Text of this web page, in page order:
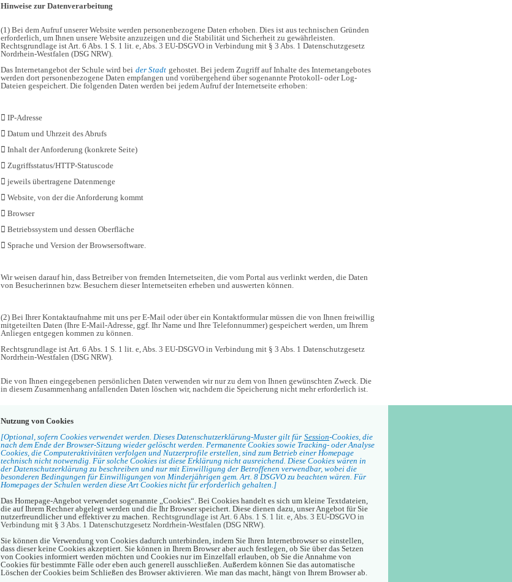
Hinweise zur Datenverarbeitung
(1) Bei dem Aufruf unserer Website werden personenbezogene Daten erhoben. Dies ist aus technischen Gründen
erforderlich, um Ihnen unsere Website anzuzeigen und die Stabilität und Sicherheit zu gewährleisten.
Rechtsgrundlage ist Art. 6 Abs. 1 S. 1 lit. e, Abs. 3 EU-DSGVO in Verbindung mit § 3 Abs. 1 Datenschutzgesetz
Nordrhein-Westfalen (DSG NRW).
Das Internetangebot der Schule wird bei der Stadt gehostet. Bei jedem Zugriff auf Inhalte des Internetangebotes
werden dort personenbezogene Daten empfangen und vorübergehend über sogenannte Protokoll- oder Log-
Dateien gespeichert. Die folgenden Daten werden bei jedem Aufruf der Internetseite erhoben:
 IP-Adresse
 Datum und Uhrzeit des Abrufs
 Inhalt der Anforderung (konkrete Seite)
 Zugriffsstatus/HTTP-Statuscode
 jeweils übertragene Datenmenge
 Website, von der die Anforderung kommt
 Browser
 Betriebssystem und dessen Oberfläche
 Sprache und Version der Browsersoftware.
Wir weisen darauf hin, dass Betreiber von fremden Internetseiten, die vom Portal aus verlinkt werden, die Daten
von Besucherinnen bzw. Besuchern dieser Internetseiten erheben und auswerten können.
(2) Bei Ihrer Kontaktaufnahme mit uns per E-Mail oder über ein Kontaktformular müssen die von Ihnen freiwillig
mitgeteilten Daten (Ihre E-Mail-Adresse, ggf. Ihr Name und Ihre Telefonnummer) gespeichert werden, um Ihrem
Anliegen entgegen kommen zu können.
Rechtsgrundlage ist Art. 6 Abs. 1 S. 1 lit. e, Abs. 3 EU-DSGVO in Verbindung mit § 3 Abs. 1 Datenschutzgesetz
Nordrhein-Westfalen (DSG NRW).
Die von Ihnen eingegebenen persönlichen Daten verwenden wir nur zu dem von Ihnen gewünschten Zweck. Die
in diesem Zusammenhang anfallenden Daten löschen wir, nachdem die Speicherung nicht mehr erforderlich ist.
Nutzung von Cookies
[Optional, sofern Cookies verwendet werden. Dieses Datenschutzerklärung-Muster gilt für Session-Cookies, die
nach dem Ende der Browser-Sitzung wieder gelöscht werden. Permanente Cookies sowie Tracking- oder Analyse
Cookies, die Computeraktivitäten verfolgen und Nutzerprofile erstellen, sind zum Betrieb einer Homepage
technisch nicht notwendig. Für solche Cookies ist diese Erklärung nicht ausreichend. Diese Cookies wären in
der Datenschutzerklärung zu beschreiben und nur mit Einwilligung der Betroffenen verwendbar, wobei die
besonderen Bedingungen für Einwilligungen von Minderjährigen gem. Art. 8 DSGVO zu beachten wären. Für
Homepages der Schulen werden diese Art Cookies nicht für erforderlich gehalten.]
Das Homepage-Angebot verwendet sogenannte „Cookies“. Bei Cookies handelt es sich um kleine Textdateien,
die auf Ihrem Rechner abgelegt werden und die Ihr Browser speichert. Diese dienen dazu, unser Angebot für Sie
nutzerfreundlicher und effektiver zu machen. Rechtsgrundlage ist Art. 6 Abs. 1 S. 1 lit. e, Abs. 3 EU-DSGVO in
Verbindung mit § 3 Abs. 1 Datenschutzgesetz Nordrhein-Westfalen (DSG NRW).
Sie können die Verwendung von Cookies dadurch unterbinden, indem Sie Ihren Internetbrowser so einstellen,
dass dieser keine Cookies akzeptiert. Sie können in Ihrem Browser aber auch festlegen, ob Sie über das Setzen
von Cookies informiert werden möchten und Cookies nur im Einzelfall erlauben, ob Sie die Annahme von
Cookies für bestimmte Fälle oder eben auch generell ausschließen. Außerdem können Sie das automatische
Löschen der Cookies beim Schließen des Browser aktivieren. Wie man das macht, hängt von Ihrem Browser ab.